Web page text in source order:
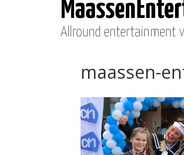
Allround entertainment
maassen-